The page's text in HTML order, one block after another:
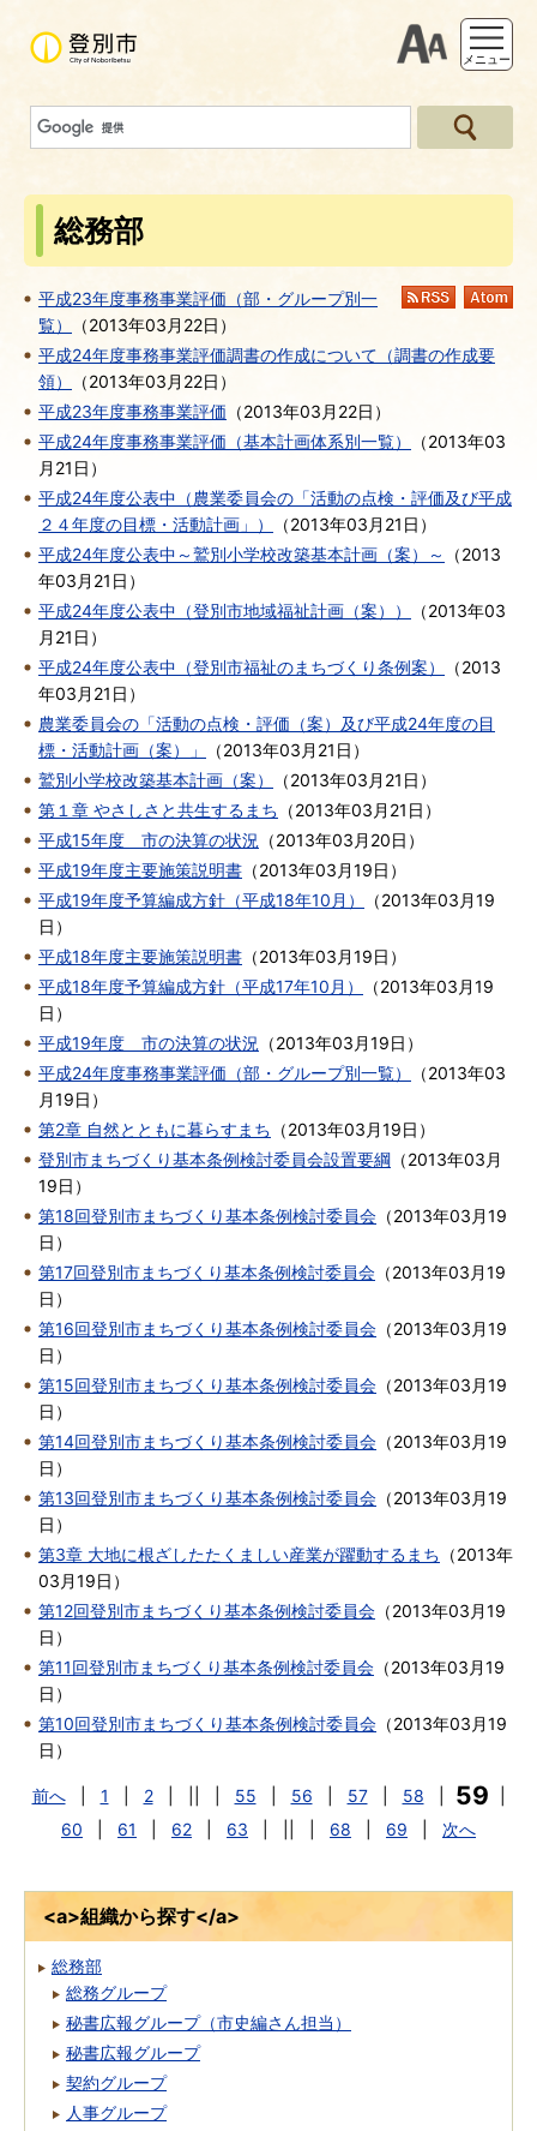
支援ツー
メニュー
総務部
RSS
平成23年度事務事業評価（部・グループ別一
覧）
（2013年03月22日 ）
平成24年度事務事業評価調書の作成について（調書の作成要
領）
（2013年03月22日 ）
平成23年度事務事業評価 （2013年03月22日 ）
平成24年度事務事業評価（基本計画体系別一覧）
（2013年03
月21日 ）
平成24年度公表中（農業委員会の「活動の点検・評価及び平成
２４年度の目標・活動計画」）
（2013年03月21日 ）
平成24年度公表中～鷲別小学校改築基本計画（案）～
（2013
年03月21日 ）
平成24年度公表中（登別市地域福祉計画（案））
（2013年03
月21日 ）
平成24年度公表中（登別市福祉のまちづくり条例案）
（2013
年03月21日 ）
農業委員会の「活動の点検・評価（案）及び平成24年度の目
標・活動計画（案）」
（2013年03月21日 ）
鷲別小学校改築基本計画（案）
（2013年03月21日 ）
第１章 やさしさと共生するまち （2013年03月21日 ）
平成15年度 市の決算の状況
（2013年03月20日 ）
平成19年度主要施策説明書 （2013年03月19日 ）
平成19年度予算編成方針（平成18年10月）
（2013年03月19
日 ）
平成18年度主要施策説明書 （2013年03月19日 ）
平成18年度予算編成方針（平成17年10月）
（2013年03月19
日 ）
平成19年度 市の決算の状況
（2013年03月19日 ）
平成24年度事務事業評価（部・グループ別一覧）
（2013年03
月19日 ）
第2章 自然とともに暮らすまち （2013年03月19日 ）
登別市まちづくり基本条例検討委員会設置要綱 （2013年03月
19日 ）
第18回登別市まちづくり基本条例検討委員会 （2013年03月19
日 ）
第17回登別市まちづくり基本条例検討委員会 （2013年03月19
日 ）
第16回登別市まちづくり基本条例検討委員会 （2013年03月19
日 ）
第15回登別市まちづくり基本条例検討委員会 （2013年03月19
日 ）
第14回登別市まちづくり基本条例検討委員会 （2013年03月19
日 ）
第13回登別市まちづくり基本条例検討委員会 （2013年03月19
日 ）
第3章 大地に根ざしたたくましい産業が躍動するまち （2013年
03月19日 ）
第12回登別市まちづくり基本条例検討委員会 （2013年03月19
日 ）
第11回登別市まちづくり基本条例検討委員会 （2013年03月19
日 ）
第10回登別市まちづくり基本条例検討委員会 （2013年03月19
日 ）
前へ 1 2 55 56 57 58 59
60
61 62 63 68 69 次へ
<a>組織から探す</a>
総務部
総務グループ
秘書広報グループ（市史編さん担当）
秘書広報グループ
契約グループ
人事グループ